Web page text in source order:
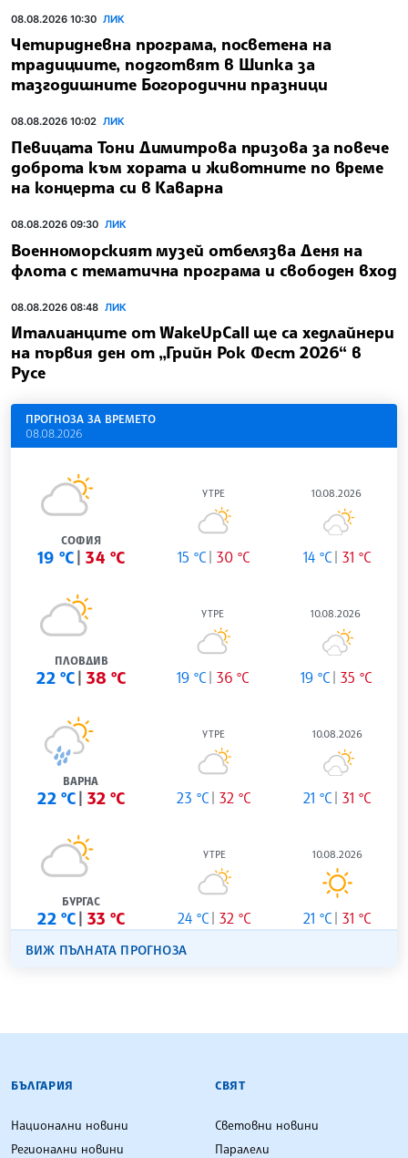
08.08.2026 10:30 ЛИК
Четиридневна програма, посветена на
традициите, подготвят в Шипка за
тазгодишните Богородични празници
08.08.2026 10:02 ЛИК
Певицата Тони Димитрова призова за повече
доброта към хората и животните по време
на концерта си в Каварна
08.08.2026 09:30 ЛИК
Военноморският музей отбелязва Деня на
флота с тематична програма и свободен вход
08.08.2026 08:48 ЛИК
Италианците от WakeUpCall ще са хедлайнери
на първия ден от „Грийн Рок Фест 2026“ в
Русе
ПРОГНОЗА ЗА ВРЕМЕТО
08.08.2026
СОФИЯ
19 °C 34 °C
УТРЕ
15 °C 30 °C
10.08.2026
14 °C 31 °C
ПЛОВДИВ
22 °C 38 °C
УТРЕ
19 °C 36 °C
10.08.2026
19 °C 35 °C
ВАРНА
22 °C 32 °C
УТРЕ
23 °C 32 °C
10.08.2026
21 °C 31 °C
БУРГАС
22 °C 33 °C
УТРЕ
24 °C 32 °C
10.08.2026
21 °C 31 °C
ВИЖ ПЪЛНАТА ПРОГНОЗА
БЪЛГАРСКА ТЕЛЕГРАФНА АГЕНЦИЯ
БЪЛГАРИЯ
Национални новини
Регионални новини
СВЯТ
Световни новини
Паралели